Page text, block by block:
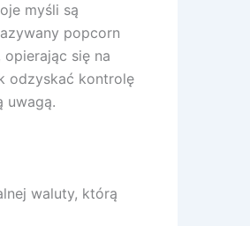
myśli są
popcorn
się na
odzyskać kontrolę
uwagą.
waluty, którą